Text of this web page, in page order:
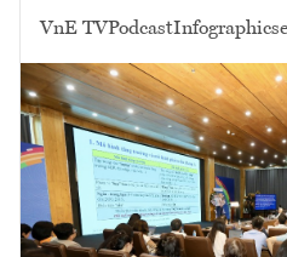
VnE TVPodcastInfographics